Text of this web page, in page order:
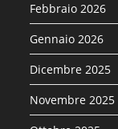
Febbraio 2026
Gennaio 2026
Dicembre 2025
Novembre 2025